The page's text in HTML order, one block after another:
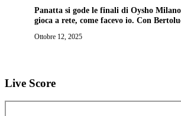
Panatta si gode le finali di Oysho
gioca a rete, come facevo io. Con
Ottobre 12, 2025
Live Score